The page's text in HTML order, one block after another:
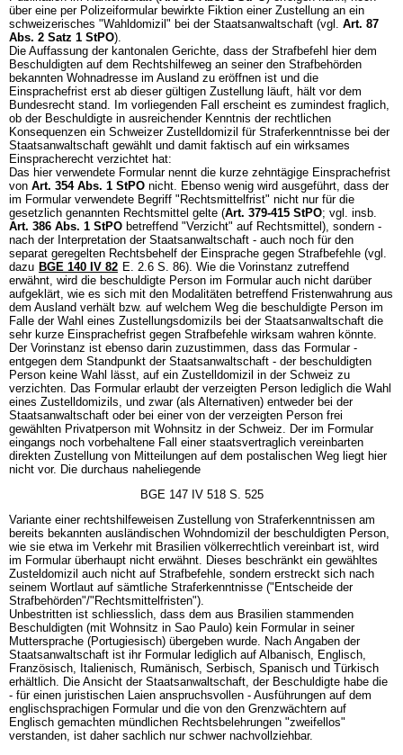
über eine per Polizeiformular bewirkte Fiktion einer Zustellung an ein
schweizerisches "Wahldomizil" bei der Staatsanwaltschaft (vgl. Art. 87
Abs. 2 Satz 1 StPO).
Die Auffassung der kantonalen Gerichte, dass der Strafbefehl hier dem
Beschuldigten auf dem Rechtshilfeweg an seiner den Strafbehörden
bekannten Wohnadresse im Ausland zu eröffnen ist und die
Einsprachefrist erst ab dieser gültigen Zustellung läuft, hält vor dem
Bundesrecht stand. Im vorliegenden Fall erscheint es zumindest fraglich,
ob der Beschuldigte in ausreichender Kenntnis der rechtlichen
Konsequenzen ein Schweizer Zustelldomizil für Straferkenntnisse bei der
Staatsanwaltschaft gewählt und damit faktisch auf ein wirksames
Einspracherecht verzichtet hat:
Das hier verwendete Formular nennt die kurze zehntägige Einsprachefrist
von Art. 354 Abs. 1 StPO nicht. Ebenso wenig wird ausgeführt, dass der
im Formular verwendete Begriff "Rechtsmittelfrist" nicht nur für die
gesetzlich genannten Rechtsmittel gelte (Art. 379-415 StPO; vgl. insb.
Art. 386 Abs. 1 StPO betreffend "Verzicht" auf Rechtsmittel), sondern -
nach der Interpretation der Staatsanwaltschaft - auch noch für den
separat geregelten Rechtsbehelf der Einsprache gegen Strafbefehle (vgl.
dazu BGE 140 IV 82 E. 2.6 S. 86). Wie die Vorinstanz zutreffend
erwähnt, wird die beschuldigte Person im Formular auch nicht darüber
aufgeklärt, wie es sich mit den Modalitäten betreffend Fristenwahrung aus
dem Ausland verhält bzw. auf welchem Weg die beschuldigte Person im
Falle der Wahl eines Zustellungsdomizils bei der Staatsanwaltschaft die
sehr kurze Einsprachefrist gegen Strafbefehle wirksam wahren könnte.
Der Vorinstanz ist ebenso darin zuzustimmen, dass das Formular -
entgegen dem Standpunkt der Staatsanwaltschaft - der beschuldigten
Person keine Wahl lässt, auf ein Zustelldomizil in der Schweiz zu
verzichten. Das Formular erlaubt der verzeigten Person lediglich die Wahl
eines Zustelldomizils, und zwar (als Alternativen) entweder bei der
Staatsanwaltschaft oder bei einer von der verzeigten Person frei
gewählten Privatperson mit Wohnsitz in der Schweiz. Der im Formular
eingangs noch vorbehaltene Fall einer staatsvertraglich vereinbarten
direkten Zustellung von Mitteilungen auf dem postalischen Weg liegt hier
nicht vor. Die durchaus naheliegende
BGE 147 IV 518 S. 525
Variante einer rechtshilfeweisen Zustellung von Straferkenntnissen am
bereits bekannten ausländischen Wohndomizil der beschuldigten Person,
wie sie etwa im Verkehr mit Brasilien völkerrechtlich vereinbart ist, wird
im Formular überhaupt nicht erwähnt. Dieses beschränkt ein gewähltes
Zusteldomizil auch nicht auf Strafbefehle, sondern erstreckt sich nach
seinem Wortlaut auf sämtliche Straferkenntnisse ("Entscheide der
Strafbehörden"/"Rechtsmittelfristen").
Unbestritten ist schliesslich, dass dem aus Brasilien stammenden
Beschuldigten (mit Wohnsitz in Sao Paulo) kein Formular in seiner
Muttersprache (Portugiesisch) übergeben wurde. Nach Angaben der
Staatsanwaltschaft ist ihr Formular lediglich auf Albanisch, Englisch,
Französisch, Italienisch, Rumänisch, Serbisch, Spanisch und Türkisch
erhältlich. Die Ansicht der Staatsanwaltschaft, der Beschuldigte habe die
- für einen juristischen Laien anspruchsvollen - Ausführungen auf dem
englischsprachigen Formular und die von den Grenzwächtern auf
Englisch gemachten mündlichen Rechtsbelehrungen "zweifellos"
verstanden, ist daher sachlich nur schwer nachvollziehbar.